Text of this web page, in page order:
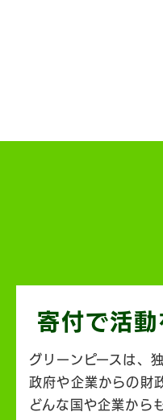
寄付で活動
グリーンピースは、
政府や企業からの財
どんな国や企業から